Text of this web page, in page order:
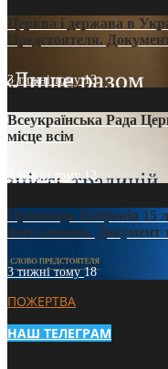
Церква і держава в
Предстоятеля.
3 тижні тому13
Всеукраїнська Рада
місце всім
3 тижні тому12
Проповідь Епіфанія 15
його амвона. Документ
3 тижні тому18
ПОЖЕРТВА
НАШ ТЕЛЕГРАМ